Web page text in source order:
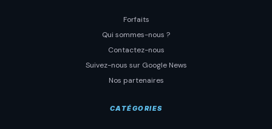
Forfaits
Qui sommes-nous ?
Contactez-nous
Suivez-nous sur Google News
Nos partenaires
CATÉGORIES